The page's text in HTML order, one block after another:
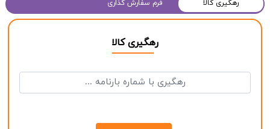
رهگیری کالا فرم سفارش گذاری
رهگیری کالا